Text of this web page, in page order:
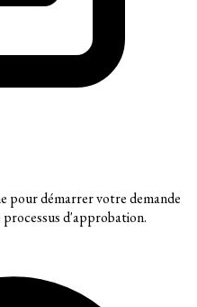
pour démarrer votre demande
d'approbation.